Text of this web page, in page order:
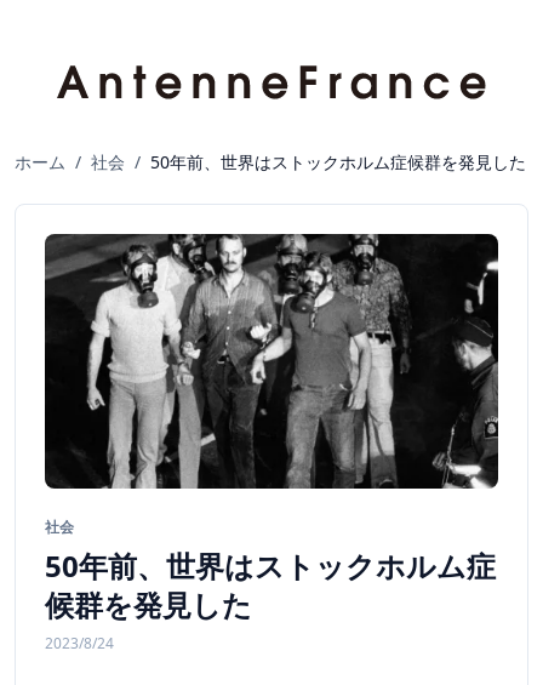
ホーム / 社会 / 50年前、世界はストックホルム症候群を発見した
社会
50年前、世界はストックホルム症
候群を発見した
2023/8/24